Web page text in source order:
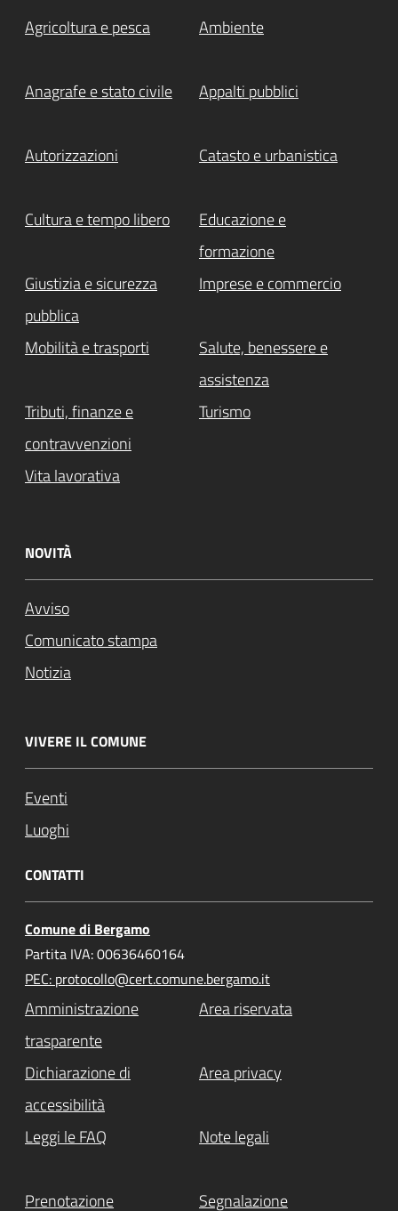
Agricoltura e pesca Ambiente
Anagrafe e stato civile Appalti pubblici
Autorizzazioni Catasto e urbanistica
Cultura e tempo libero
Educazione e
formazione
Giustizia e sicurezza
pubblica
Imprese e commercio
Mobilità e trasporti
Salute, benessere e
assistenza
Tributi, finanze e
contravvenzioni
Turismo
Vita lavorativa
NOVITÀ
Avviso
Comunicato stampa
Notizia
VIVERE IL COMUNE
Eventi
Luoghi
CONTATTI
Comune di Bergamo
Partita IVA: 00636460164
PEC: protocollo@cert.comune.bergamo.it
Amministrazione
trasparente
Area riservata
Dichiarazione di
accessibilità
Area privacy
Leggi le FAQ Note legali
Prenotazione Segnalazione